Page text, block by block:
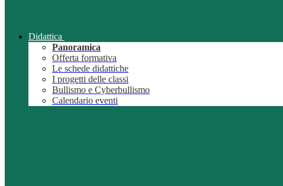
Didattica
Panoramica
Offerta formativa
Le schede didattiche
I progetti delle classi
Bullismo e Cyberbullismo
Calendario eventi